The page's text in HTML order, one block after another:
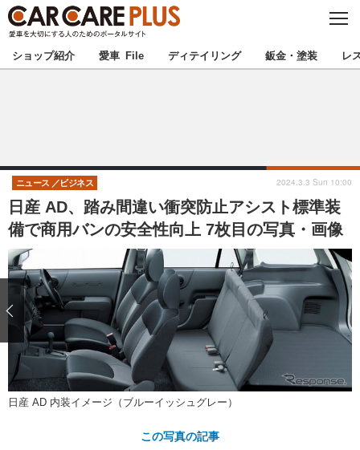
C
S
E
★カーケアプラス認定★ 厳選プロショップを地域から探す
甲信越 北陸
東海 関西
四国
九州 沖縄
注目の記事
ショップレポート 愛車 File
自動車豆知識 ストップ！不具合修理＆粗悪修理
ディテイリング
鈑金・塗装
ショップ紹介 愛車 File ディテイリング 鈑金・塗装 レ
日産 AD、踏み間違い衝突防止アシスト標準装
備で商用バンの安全性向上 7枚目の写真・画像
ニュース ビジネス 2024.3.3 Sun 10:00
日産 AD 内装イメージ（ブルーイッシュグレー）
この写真の記事